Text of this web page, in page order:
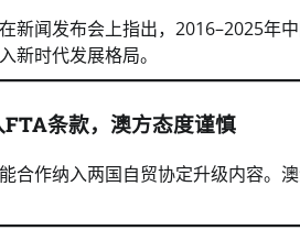
新闻发布会上指出，2016–2025年
新时代发展格局。
条款，澳方态度谨慎
合作纳入两国自贸协定升级内容。